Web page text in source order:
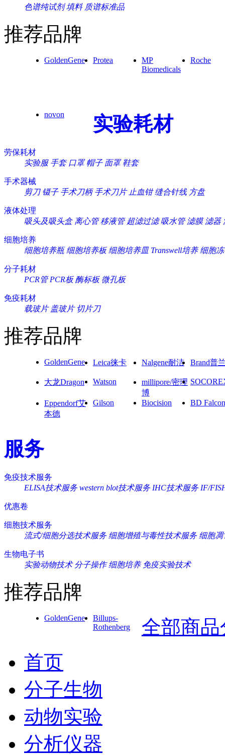
色谱纯试剂 填料 质谱标准品
推荐品牌
GoldenGene Protea
MP
Biomedicals
Roche
novon 实验耗材
劳保耗材
实验服 手套 口罩 帽子 面罩 鞋套
手术器械
剪刀 镊子 手术刀柄 手术刀片 止血钳 缝合针线 方盘
液体处理
吸头及吸头盒 离心管 移液管 超滤过滤 吸水管 滤膜 滤器
细胞培养
细胞培养瓶 细胞培养板 细胞培养皿 Transwell培养 细胞
分子耗材
PCR管 PCR板 酶标板 微孔板
免疫耗材
载玻片 盖玻片 切片刀
推荐品牌
GoldenGene Leica徕卡 Nalgene耐洁 Brand普
大龙Dragon Watson
millipore/密理
博
Eppendorf艾
本德
Gilson Biocision BD Falcon
服务
免疫技术服务
ELISA技术服务 western blot技术服务 IHC技术服务 IF/
优惠卷
细胞技术服务
流式/细胞分选技术服务 细胞增殖与毒性技术服务 细胞
生物电子书
实验动物技术 分子操作 细胞培养 免疫实验技术
推荐品牌
GoldenGene
Billups-
Rothenberg
全部商品
首页
分子生物
动物实验
分析仪器